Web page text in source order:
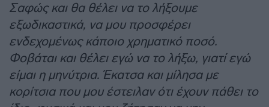
Σαφώς και θα θέλει να το λήξουμε
εξωδικαστικά, να μου προσφέρει
ενδεχομένως κάποιο χρηματικό ποσό.
Φοβάται και θέλει εγώ να το λήξω, γιατί εγώ
είμαι η μηνύτρια. Έκατσα και μίλησα με
κορίτσια που μου έστειλαν ότι έχουν πάθει το